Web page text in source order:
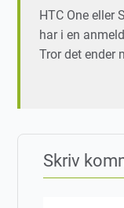
HTC One eller
har i en
Tror det ender
Skriv